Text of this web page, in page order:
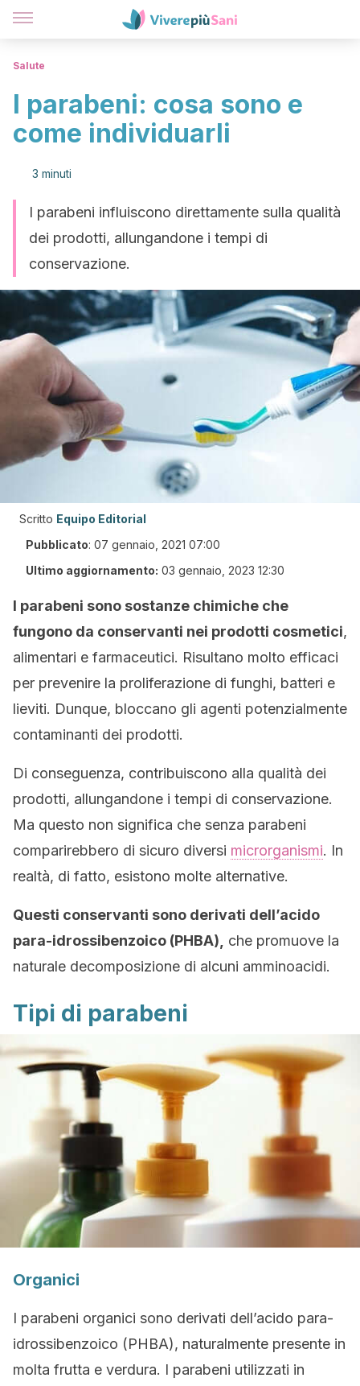
Salute
I parabeni: cosa sono e
come individuarli
3 minuti
I parabeni influiscono direttamente sulla qualità
dei prodotti, allungandone i tempi di
conservazione.
Scritto Equipo Editorial
Pubblicato: 07 gennaio, 2021 07:00
Ultimo aggiornamento: 03 gennaio, 2023 12:30
I parabeni sono sostanze chimiche che
fungono da conservanti nei prodotti cosmetici,
alimentari e farmaceutici. Risultano molto efficaci
per prevenire la proliferazione di funghi, batteri e
lieviti. Dunque, bloccano gli agenti potenzialmente
contaminanti dei prodotti.
Di conseguenza, contribuiscono alla qualità dei
prodotti, allungandone i tempi di conservazione.
Ma questo non significa che senza parabeni
comparirebbero di sicuro diversi microrganismi. In
realtà, di fatto, esistono molte alternative.
Questi conservanti sono derivati dell’acido
para-idrossibenzoico (PHBA),
che promuove la
naturale decomposizione di alcuni amminoacidi.
Tipi di parabeni
Organici
I parabeni organici sono derivati dell’acido para-
idrossibenzoico (PHBA), naturalmente presente in
molta frutta e verdura. I parabeni utilizzati in